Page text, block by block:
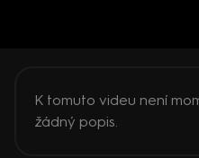
K tomuto videu není
žádný popis.